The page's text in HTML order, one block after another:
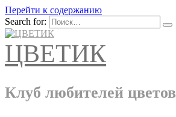
Перейти к содержанию
Search for:
ЦВЕТИК
Клуб любителей цветов